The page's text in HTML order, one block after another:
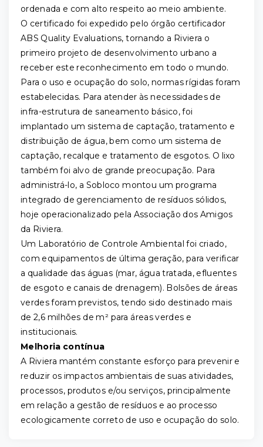
ordenada e com alto respeito ao meio ambiente.
O certificado foi expedido pelo órgão certificador
ABS Quality Evaluations, tornando a Riviera o
primeiro projeto de desenvolvimento urbano a
receber este reconhecimento em todo o mundo.
Para o uso e ocupação do solo, normas rígidas foram
estabelecidas. Para atender às necessidades de
infra-estrutura de saneamento básico, foi
implantado um sistema de captação, tratamento e
distribuição de água, bem como um sistema de
captação, recalque e tratamento de esgotos. O lixo
também foi alvo de grande preocupação. Para
administrá-lo, a Sobloco montou um programa
integrado de gerenciamento de resíduos sólidos,
hoje operacionalizado pela Associação dos Amigos
da Riviera.
Um Laboratório de Controle Ambiental foi criado,
com equipamentos de última geração, para verificar
a qualidade das águas (mar, água tratada, efluentes
de esgoto e canais de drenagem). Bolsões de áreas
verdes foram previstos, tendo sido destinado mais
de 2,6 milhões de m² para áreas verdes e
institucionais.
Melhoria contínua
A Riviera mantém constante esforço para prevenir e
reduzir os impactos ambientais de suas atividades,
processos, produtos e/ou serviços, principalmente
em relação a gestão de resíduos e ao processo
ecologicamente correto de uso e ocupação do solo.